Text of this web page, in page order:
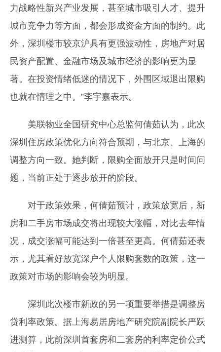
力战略性新兴产业发展，甚至城市吸引人才、提升
城市竞争力等方面，都会形成资金方面的制约。此
外，深圳楼市较京沪具有更强波动性，房地产对居
民资产配置、金融市场及城市经济的影响更为显
著。在投资情绪低迷的情况下，外围区域退出限购
也就在情理之中。”李宇嘉表示。
美联物业全国研究中心总监何倩茹认为，此次
深圳住房政策优化方向符合预期，与北京、上海的
调整方向一致。她判断，限购全面放开只是时间问
题，当前正处于逐步放开的阶段。
对于政策效果，何倩茹预计，政策放宽后，新
房和二手房市场成交将出现较大涨幅，对比去年情
况，成交涨幅可能达到一倍甚至更高。何倩茹还表
示，尤其看好放宽深户个人限购套数的政策，这一
政策对市场的影响会较为明显。
深圳此次楼市新政的另一项重要举措是调整房
贷利率政策。据上海易居房地产研究院副院长严跃
进测算，此前深圳首套房和二套房的利率定价公式